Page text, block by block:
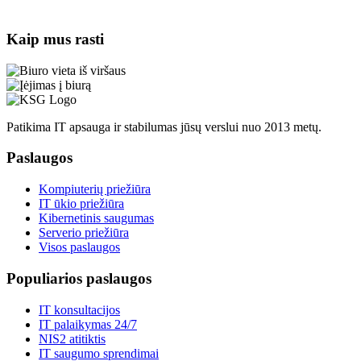
Kaip mus rasti
Patikima IT apsauga ir stabilumas jūsų verslui nuo 2013 metų.
Paslaugos
Kompiuterių priežiūra
IT ūkio priežiūra
Kibernetinis saugumas
Serverio priežiūra
Visos paslaugos
Populiarios paslaugos
IT konsultacijos
IT palaikymas 24/7
NIS2 atitiktis
IT saugumo sprendimai